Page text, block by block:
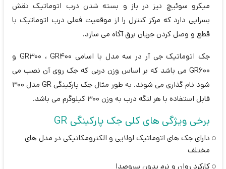
میکرو سوئیچ نیز در باز و بسته شدن درب اتوماتیک نقش
بسزایی دارد که مرکز کنترل را از موقعیت فعلی درب اتوماتیک با
قطع و وصل کردن جریان برق آگاه می سازد.
جک اتوماتیک جی آر در سه مدل با اسامی GR300 ، GR400 و
GR600 می باشد که بر اساس وزن دربی که جک روی آن نصب می
شود نام گذاری می شوند. به طور مثال جک پارکینگی GR مدل 300
قابل استفاده با هر لنگه درب به وزن 300 کیلوگرم می باشد.
برخی ویژگی های کلی جک پارکینگی GR
دارای جک های اتوماتیک لولایی و الکترومکانیکی در مدل های
مختلف
کارکرد روان و نرم بدون سروصدا